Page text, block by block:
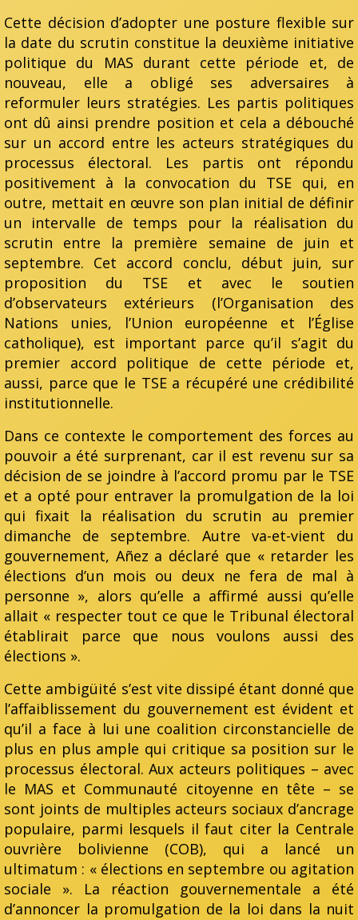
Cette décision d’adopter une posture flexible sur
la date du scrutin constitue la deuxième initiative
politique du MAS durant cette période et, de
nouveau, elle a obligé ses adversaires à
reformuler leurs stratégies. Les partis politiques
ont dû ainsi prendre position et cela a débouché
sur un accord entre les acteurs stratégiques du
processus électoral. Les partis ont répondu
positivement à la convocation du TSE qui, en
outre, mettait en œuvre son plan initial de définir
un intervalle de temps pour la réalisation du
scrutin entre la première semaine de juin et
septembre. Cet accord conclu, début juin, sur
proposition du TSE et avec le soutien
d’observateurs extérieurs (l’Organisation des
Nations unies, l’Union européenne et l’Église
catholique), est important parce qu’il s’agit du
premier accord politique de cette période et,
aussi, parce que le TSE a récupéré une crédibilité
institutionnelle.
Dans ce contexte le comportement des forces au
pouvoir a été surprenant, car il est revenu sur sa
décision de se joindre à l’accord promu par le TSE
et a opté pour entraver la promulgation de la loi
qui fixait la réalisation du scrutin au premier
dimanche de septembre. Autre va-et-vient du
gouvernement, Añez a déclaré que « retarder les
élections d’un mois ou deux ne fera de mal à
personne », alors qu’elle a affirmé aussi qu’elle
allait « respecter tout ce que le Tribunal électoral
établirait parce que nous voulons aussi des
élections ».
Cette ambigüité s’est vite dissipé étant donné que
l’affaiblissement du gouvernement est évident et
qu’il a face à lui une coalition circonstancielle de
plus en plus ample qui critique sa position sur le
processus électoral. Aux acteurs politiques – avec
le MAS et Communauté citoyenne en tête – se
sont joints de multiples acteurs sociaux d’ancrage
populaire, parmi lesquels il faut citer la Centrale
ouvrière bolivienne (COB), qui a lancé un
ultimatum : « élections en septembre ou agitation
sociale ». La réaction gouvernementale a été
d’annoncer la promulgation de la loi dans la nuit